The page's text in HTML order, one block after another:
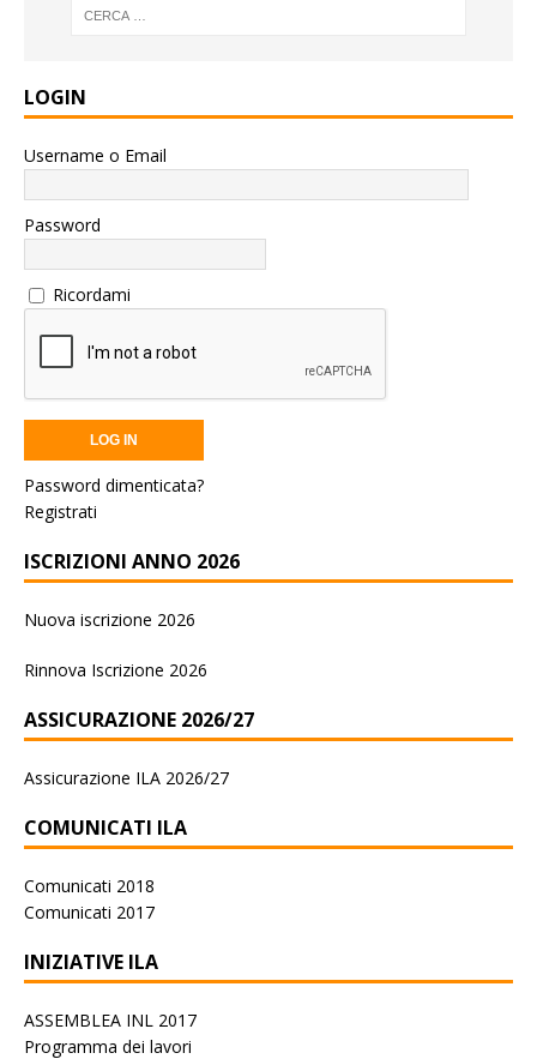
LOGIN
Username o Email
Password
Ricordami
Password dimenticata?
Registrati
ISCRIZIONI ANNO 2026
Nuova iscrizione 2026
Rinnova Iscrizione 2026
ASSICURAZIONE 2026/27
Assicurazione ILA 2026/27
COMUNICATI ILA
Comunicati 2018
Comunicati 2017
INIZIATIVE ILA
ASSEMBLEA INL 2017
Programma dei lavori